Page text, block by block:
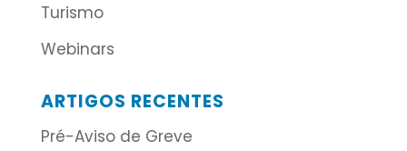
Turismo
Webinars
ARTIGOS RECENTES
Pré-Aviso de Greve